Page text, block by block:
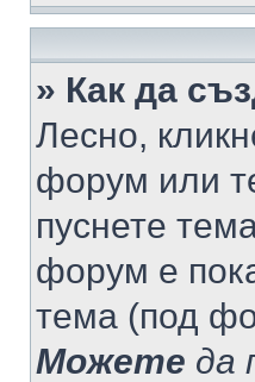
» Как да
Лесно,
форум или
пуснете
форум е
тема (под
Можете да